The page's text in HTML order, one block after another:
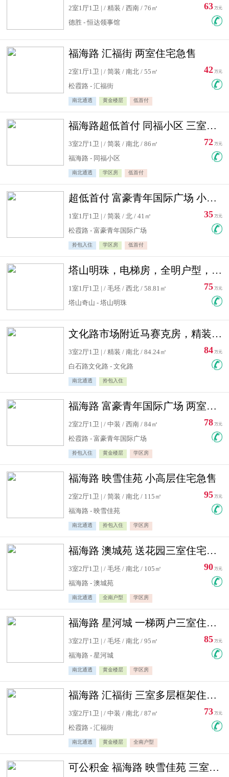
2室1厅1卫 | / 精装 / 西南 / 76㎡
德胜 - 恒达领事馆
63 万元
福海路 汇福街 两室住宅急售
2室1厅1卫 | / 简装 / 南北 / 55㎡
松霞路 - 汇福街
南北通透 黄金楼层 低首付
42 万元
福海路超低首付 同福小区 三室住宅急售
3室2厅1卫 | / 简装 / 南北 / 86㎡
福海路 - 同福小区
南北通透 学区房 低首付
72 万元
超低首付 富豪青年国际广场 小高层住宅急售
1室1厅1卫 | / 简装 / 北 / 41㎡
松霞路 - 富豪青年国际广场
拎包入住 学区房 低首付
35 万元
塔山明珠，电梯房，全明户型，视野好，毛坯房，看房有钥匙
1室1厅1卫 | / 毛坯 / 西北 / 58.81㎡
塔山奇山 - 塔山明珠
75 万元
文化路市场附近马赛克房，精装修三居室，南北通透，实用面积大
3室2厅1卫 | / 精装 / 南北 / 84.24㎡
白石路文化路 - 文化路
南北通透 拎包入住
84 万元
福海路 富豪青年国际广场 两室住宅急售
2室2厅1卫 | / 中装 / 西南 / 84㎡
松霞路 - 富豪青年国际广场
拎包入住 黄金楼层 学区房
78 万元
福海路 映雪佳苑 小高层住宅急售
2室2厅1卫 | / 简装 / 南北 / 115㎡
福海路 - 映雪佳苑
南北通透 拎包入住 学区房
95 万元
福海路 澳城苑 送花园三室住宅急售
3室2厅1卫 | / 毛坯 / 南北 / 105㎡
福海路 - 澳城苑
南北通透 全南户型 学区房
90 万元
福海路 星河城 一梯两户三室住宅急售
3室2厅1卫 | / 毛坯 / 南北 / 95㎡
福海路 - 星河城
南北通透 黄金楼层 学区房
85 万元
福海路 汇福街 三室多层框架住宅急售
3室2厅1卫 | / 中装 / 南北 / 87㎡
松霞路 - 汇福街
南北通透 黄金楼层 全南户型
73 万元
可公积金 福海路 映雪佳苑 三室住宅急售送小棚